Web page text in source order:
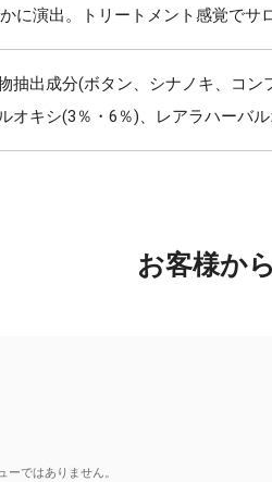
に演出。トリートメント感覚でサ
抽出成分(ボタン、シナノキ、コン
キシ(3％・6％)、レアラハーバル
お客様か
ではありません。